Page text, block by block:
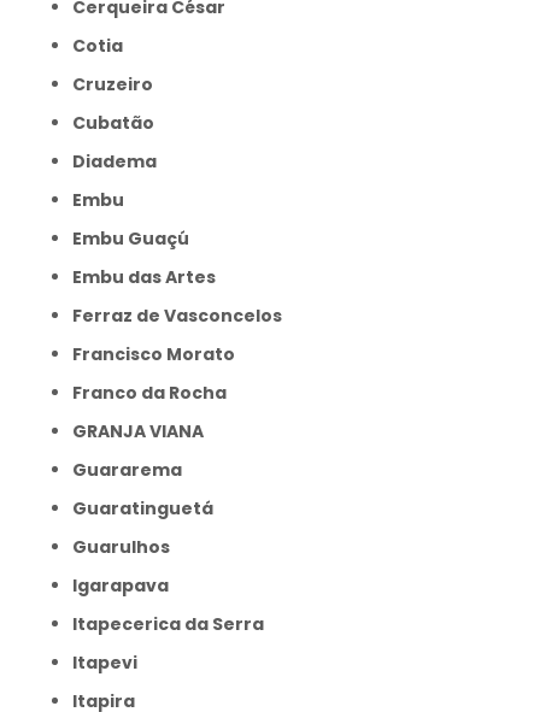
Cerqueira César
Cotia
Cruzeiro
Cubatão
Diadema
Embu
Embu Guaçú
Embu das Artes
Ferraz de Vasconcelos
Francisco Morato
Franco da Rocha
GRANJA VIANA
Guararema
Guaratinguetá
Guarulhos
Igarapava
Itapecerica da Serra
Itapevi
Itapira